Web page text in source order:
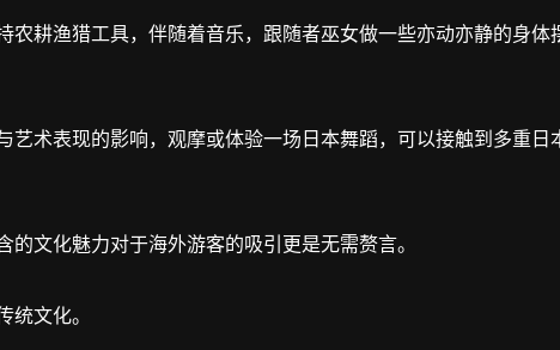
耕渔猎工具，伴随着音乐，跟随者巫女做一些亦动亦静的身体
术表现的影响，观摩或体验一场日本舞蹈，可以接触到多重日
文化魅力对于海外游客的吸引更是无需赘言。
文化。